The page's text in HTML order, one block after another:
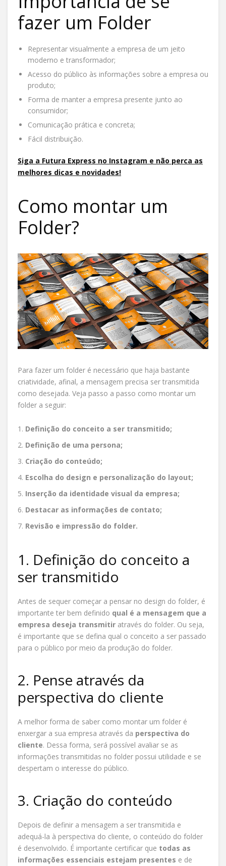
fazer um Folder
Representar visualmente a empresa de um jeito
moderno e transformador;
Acesso do público às informações sobre a empresa ou
produto;
Forma de manter a empresa presente junto ao
consumidor;
Comunicação prática e concreta;
Fácil distribuição.
Siga a Futura Express no Instagram e não perca as
melhores dicas e novidades!
Como montar um
Folder?
Para fazer um folder é necessário que haja bastante
criatividade, afinal, a mensagem precisa ser transmitida
como desejada. Veja passo a passo como montar um
folder a seguir:
Definição do conceito a ser transmitido;
Definição de uma persona;
Criação do conteúdo;
Escolha do design e personalização do layout;
Inserção da identidade visual da empresa;
Destacar as informações de contato;
Revisão e impressão do folder.
1. Definição do conceito a
ser transmitido
Antes de sequer começar a pensar no design do folder, é
importante ter bem definido qual é a mensagem que a
empresa deseja transmitir através do folder. Ou seja,
é importante que se defina qual o conceito a ser passado
para o público por meio da produção do folder.
2. Pense através da
perspectiva do cliente
A melhor forma de saber como montar um folder é
enxergar a sua empresa através da perspectiva do
cliente. Dessa forma, será possível avaliar se as
informações transmitidas no folder possui utilidade e se
despertam o interesse do público.
3. Criação do conteúdo
Depois de definir a mensagem a ser transmitida e
adequá-la à perspectiva do cliente, o conteúdo do folder
é desenvolvido. É importante certificar que todas as
informações essenciais estejam presentes e de